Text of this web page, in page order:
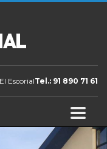
EscorialTel.: 91 890 71 61